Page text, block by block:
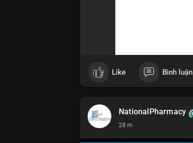
Like Bình luận
NationalPharmacy
28 m